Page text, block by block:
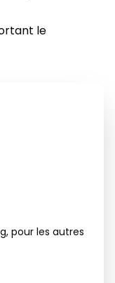
le
pour les autres